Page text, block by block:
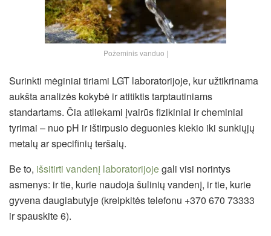
Požeminis vanduo |
Surinkti mėginiai tiriami LGT laboratorijoje, kur užtikrinama
aukšta analizės kokybė ir atitiktis tarptautiniams
standartams. Čia atliekami įvairūs fizikiniai ir cheminiai
tyrimai – nuo pH ir ištirpusio deguonies kiekio iki sunkiųjų
metalų ar specifinių teršalų.
Be to, išsitirti vandenį laboratorijojegali visi norintys
asmenys: ir tie, kurie naudoja šulinių vandenį, ir tie, kurie
gyvena daugiabutyje (kreipkitės telefonu +370 670 73333
ir spauskite 6).